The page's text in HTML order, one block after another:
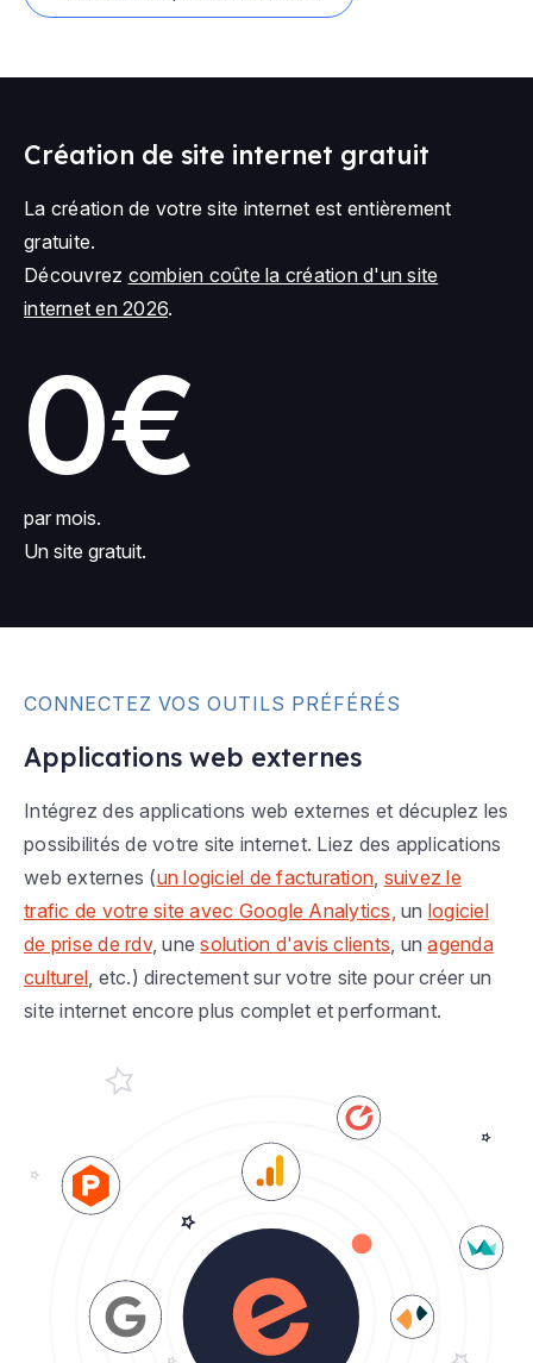
Création de site internet gratuit
La création de votre site internet est entièrement
gratuite.
Découvrez combien coûte la création d'un site
internet en 2026.
0€
par mois.
Un site gratuit.
CONNECTEZ VOS OUTILS PRÉFÉRÉS
Applications web externes
Intégrez des applications web externes et décuplez les
possibilités de votre site internet. Liez des applications
web externes (un logiciel de facturation, suivez le
trafic de votre site avec Google Analytics, un logiciel
de prise de rdv, unesolution d'avis clients, unagenda
culturel, etc.) directement sur votre site pour créer un
site internet encore plus complet et performant.